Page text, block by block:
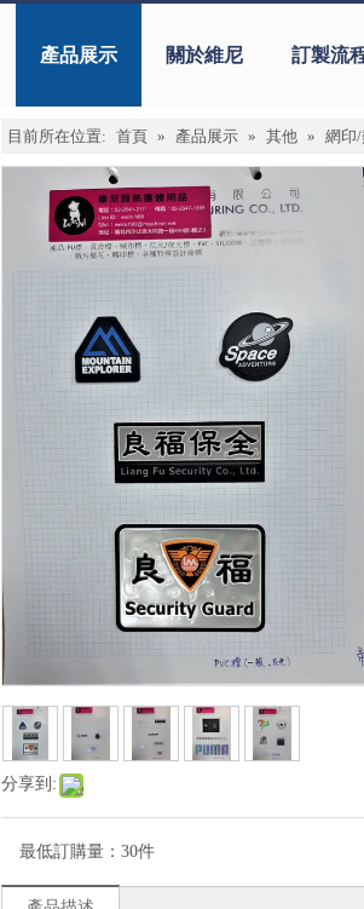
產品展示 關於維尼 訂製流
目前所在位置: 首頁 » 產品展示 » 其他 » 網印
分享到:
最低訂購量： 30件